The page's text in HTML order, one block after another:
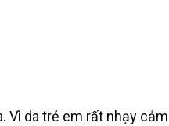
da trẻ em rất nhạy